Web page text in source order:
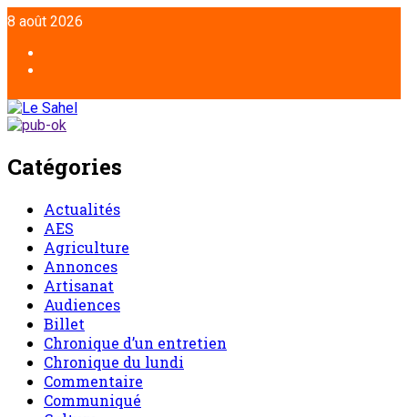
8 août 2026
Catégories
Actualités
AES
Agriculture
Annonces
Artisanat
Audiences
Billet
Chronique d’un entretien
Chronique du lundi
Commentaire
Communiqué